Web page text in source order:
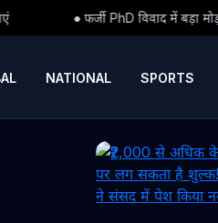
में बड़ा मोड़: हाईकोर्ट से अंतरिम राहत के
NATIONAL SPORTS